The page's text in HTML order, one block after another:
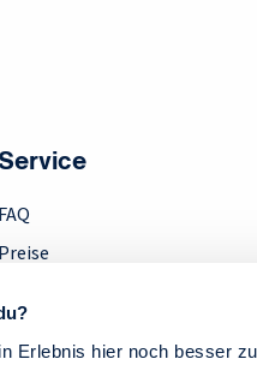
Erlebnis hier noch besser
FAQ
Preise